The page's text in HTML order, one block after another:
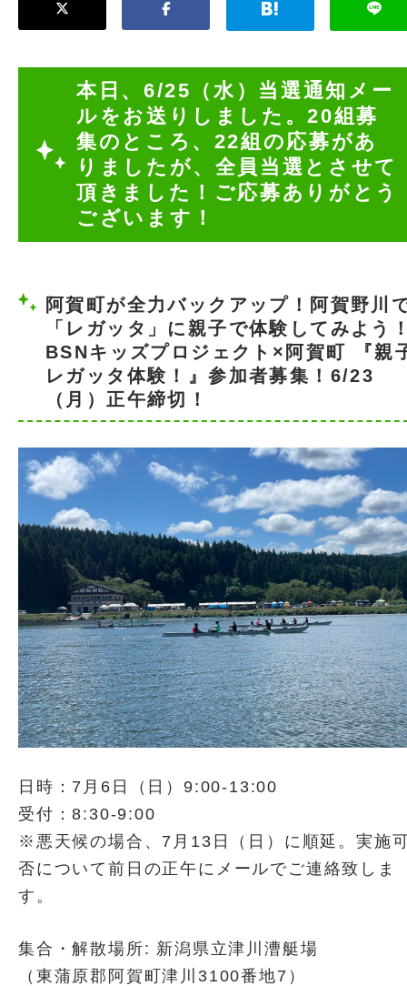
本日、6/25（水）当選通知メー
ルをお送りしました。20組募
集のところ、22組の応募があ
りましたが、全員当選とさせて
頂きました！ご応募ありがとう
ございます！
阿賀町が全力バックアップ！阿賀野川
「レガッタ」に親子で体験してみよう
BSNキッズプロジェクト×阿賀町 『親
レガッタ体験！』参加者募集！6/23
（月）正午締切！
日時：7月6日（日）9:00-13:00
受付：8:30-9:00
※悪天候の場合、7月13日（日）に順延。実施
否について前日の正午にメールでご連絡致しま
す。
集合・解散場所: 新潟県立津川漕艇場
（東蒲原郡阿賀町津川3100番地7）